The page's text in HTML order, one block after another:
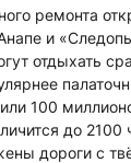
ремонта
и
отдыхать
100
до
дороги с